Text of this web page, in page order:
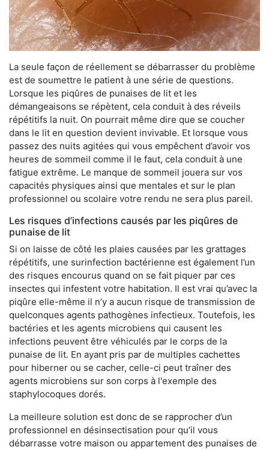
La seule façon de réellement se débarrasser du problème
est de soumettre le patient à une série de questions.
Lorsque les piqûres de punaises de lit et les
démangeaisons se répètent, cela conduit à des réveils
répétitifs la nuit. On pourrait même dire que se coucher
dans le lit en question devient invivable. Et lorsque vous
passez des nuits agitées qui vous empêchent d’avoir vos
heures de sommeil comme il le faut, cela conduit à une
fatigue extrême. Le manque de sommeil jouera sur vos
capacités physiques ainsi que mentales et sur le plan
professionnel ou scolaire votre rendu ne sera plus pareil.
Les risques d’infections causés par les piqûres de
punaise de lit
Si on laisse de côté les plaies causées par les grattages
répétitifs, une surinfection bactérienne est également l’un
des risques encourus quand on se fait piquer par ces
insectes qui infestent votre habitation. Il est vrai qu’avec la
piqûre elle-même il n’y a aucun risque de transmission de
quelconques agents pathogènes infectieux. Toutefois, les
bactéries et les agents microbiens qui causent les
infections peuvent être véhiculés par le corps de la
punaise de lit. En ayant pris par de multiples cachettes
pour hiberner ou se cacher, celle-ci peut traîner des
agents microbiens sur son corps à l'exemple des
staphylocoques dorés.
La meilleure solution est donc de se rapprocher d’un
professionnel en désinsectisation pour qu’il vous
débarrasse votre maison ou appartement des punaises de